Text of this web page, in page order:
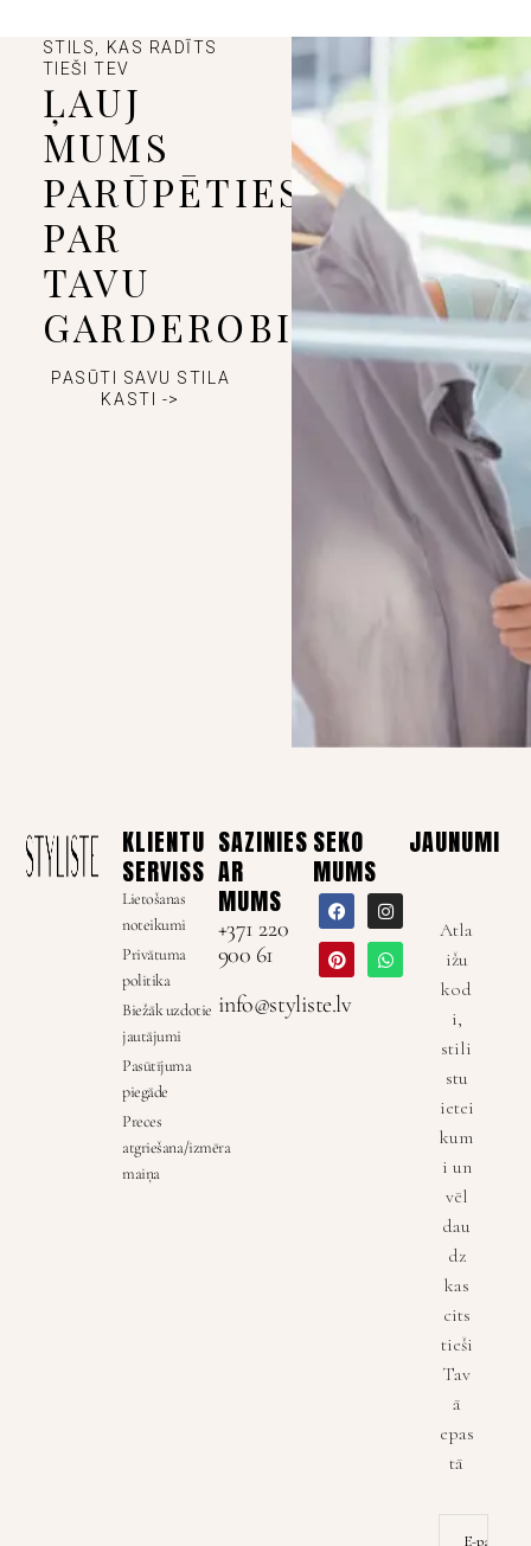
STILS, KAS RADĪTS
TIEŠI TEV
ĻAUJ
MUMS
PARŪPĒTIES
PAR
TAVU
GARDEROBI
PASŪTI SAVU STILA
KASTI ->
KLIENTU
SERVISS
Lietošanas
noteikumi
Privātuma
politika
Biežāk uzdotie
jautājumi
Pasūtījuma
piegāde
Preces
atgriešana/izmēra
maiņa
SAZINIES
AR
MUMS
+371 220
900 61
info@styliste.lv
SEKO
MUMS
JAUNUMI
Atla
ižu
kod
i,
stili
stu
ietei
kum
i un
vēl
dau
dz
kas
cits
tieši
Tav
ā
epas
tā
E-pasta